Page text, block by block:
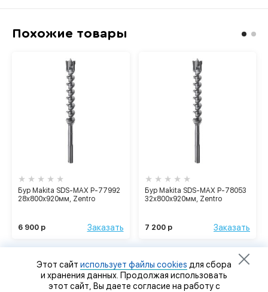
Похожие товары
Бур Makita SDS-MAX P-77992
28х800х920мм, Zentro
6 900 р Заказать
Бур Makita SDS-MAX P-78053
32х800х920мм, Zentro
7 200 р Заказать
Этот сайт использует файлы cookies для сбора
и хранения данных. Продолжая использовать
этот сайт, Вы даете согласие на работу с